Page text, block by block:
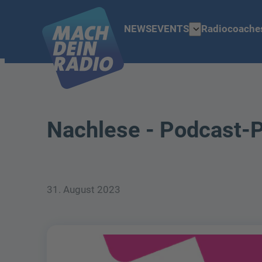
NEWSEVENTS expand_more
Nachlese - Podcast-
31. August 2023